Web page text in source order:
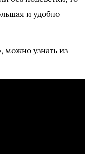
и удобно
можно узнать из